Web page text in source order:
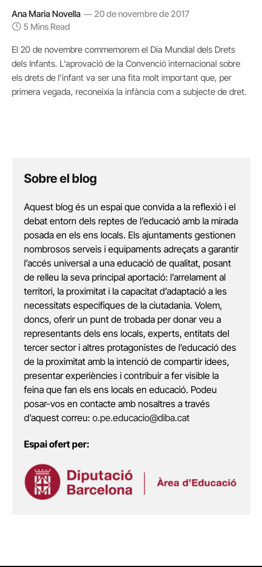
Ana Maria Novella
20 de novembre de 2017
5 Mins Read
El 20 de novembre commemorem el Dia Mundial dels Drets
dels Infants. L’aprovació de la Convenció internacional sobre
els drets de l’infant va ser una fita molt important que, per
primera vegada, reconeixia la infància com a subjecte de dret.
Sobre el blog
Aquest blog és un espai que convida a la reflexió i el
debat entorn dels reptes de l’educació amb la mirada
posada en els ens locals. Els ajuntaments gestionen
nombrosos serveis i equipaments adreçats a garantir
l’accés universal a una educació de qualitat, posant
de relleu la seva principal aportació: l’arrelament al
territori, la proximitat i la capacitat d’adaptació a les
necessitats específiques de la ciutadania. Volem,
doncs, oferir un punt de trobada per donar veu a
representants dels ens locals, experts, entitats del
tercer sector i altres protagonistes de l’educació des
de la proximitat amb la intenció de compartir idees,
presentar experiències i contribuir a fer visible la
feina que fan els ens locals en educació. Podeu
posar-vos en contacte amb nosaltres a través
d’aquest correu: o.pe.educacio@diba.cat
Espai ofert per: